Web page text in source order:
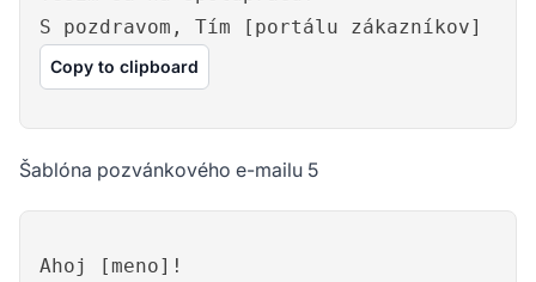
S pozdravom, Tím [portálu zákazníkov]
Copy to clipboard
Šablóna pozvánkového e-mailu 5
Ahoj [meno]!